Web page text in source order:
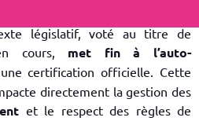
législatif, voté au titre de
cours, met fin à l’auto-
certification officielle. Cette
directement la gestion des
et le respect des règles de